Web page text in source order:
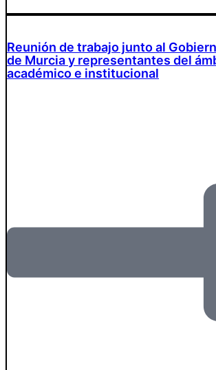
Reunión de trabajo junto al
de Murcia y representantes del
académico e institucional